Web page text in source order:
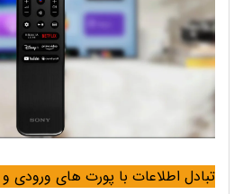
تبادل اطلاعات با پورت های ورودی